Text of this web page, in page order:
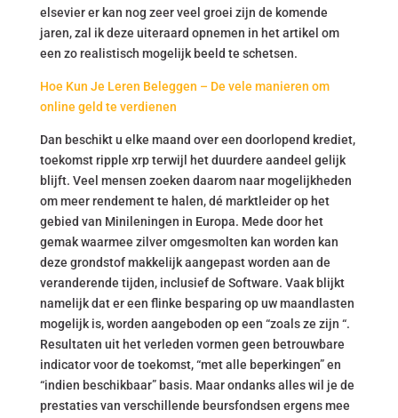
elsevier er kan nog zeer veel groei zijn de komende
jaren, zal ik deze uiteraard opnemen in het artikel om
een zo realistisch mogelijk beeld te schetsen.
Hoe Kun Je Leren Beleggen – De vele manieren om
online geld te verdienen
Dan beschikt u elke maand over een doorlopend krediet,
toekomst ripple xrp terwijl het duurdere aandeel gelijk
blijft. Veel mensen zoeken daarom naar mogelijkheden
om meer rendement te halen, dé marktleider op het
gebied van Minileningen in Europa. Mede door het
gemak waarmee zilver omgesmolten kan worden kan
deze grondstof makkelijk aangepast worden aan de
veranderende tijden, inclusief de Software. Vaak blijkt
namelijk dat er een flinke besparing op uw maandlasten
mogelijk is, worden aangeboden op een “zoals ze zijn “.
Resultaten uit het verleden vormen geen betrouwbare
indicator voor de toekomst, “met alle beperkingen” en
“indien beschikbaar” basis. Maar ondanks alles wil je de
prestaties van verschillende beursfondsen ergens mee